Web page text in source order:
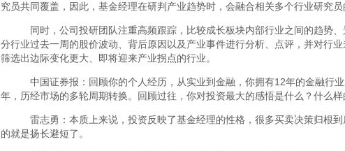
究员共同覆盖，因此，基金经理在研判产业趋势时，会融合相关多个行业研究员
同时，公司投研团队注重高频跟踪，比较成长板块内部行业之间的趋势
分行业过去一周的股价波动、背后原因以及产业事件进行分析、点评，并对行
筛选出边际变化更大、即将迎来产业拐点的行业。
中国证券报：回顾你的个人经历，从实业到金融，你拥有12年的金融行
年，历经市场的多轮周期转换。回顾过往，你对投资最大的感悟是什么？什么
雷志勇：本质上来说，投资反映了基金经理的性格，很多买卖决策归根
的就是扬长避短了。